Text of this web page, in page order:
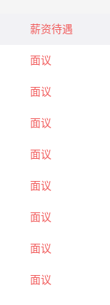
薪资待遇
面议
面议
面议
面议
面议
面议
面议
面议